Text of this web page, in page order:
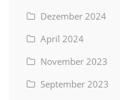
Dezember 2024
April 2024
November 2023
September 2023